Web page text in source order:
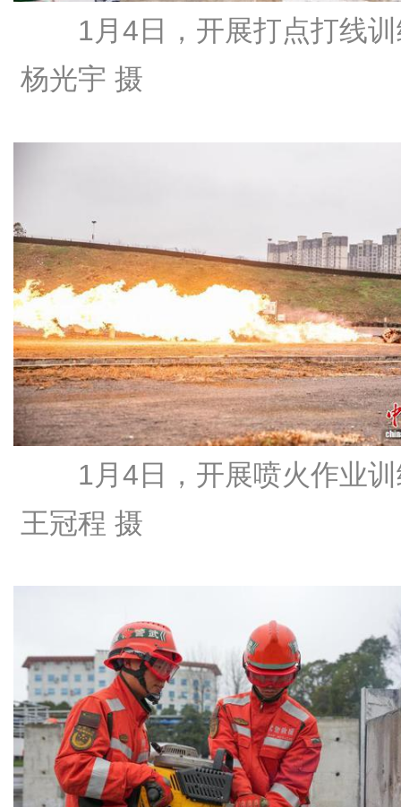
1月4日，开展打点打线
杨光宇 摄
1月4日，开展喷火作业
王冠程 摄